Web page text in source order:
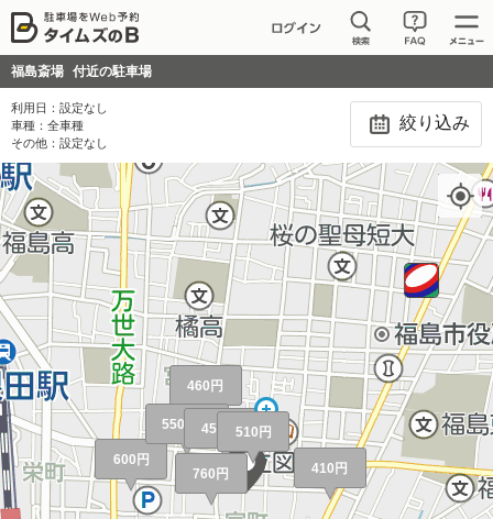
福島斎場 付近の駐車場
利用日： 設定なし
車種： 全車種
その他： 設定なし
絞り込み
600円
460円
410円
550円～450円～
760円
510円